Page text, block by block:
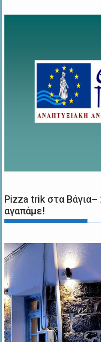
Pizza trik στα Βάγια–
αγαπάμε!